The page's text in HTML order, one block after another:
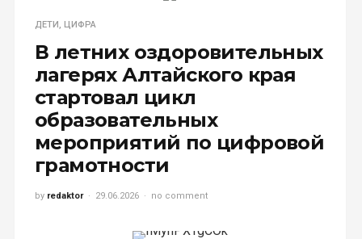
ДЕТИ, ЦИФРА
В летних оздоровительных
лагерях Алтайского края
стартовал цикл
образовательных
мероприятий по цифровой
грамотности
by redaktor 29.06.2026 no comment